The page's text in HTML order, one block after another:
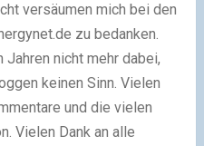
versäumen mich bei den
zu bedanken.
Jahren nicht mehr dabei,
keinen Sinn. Vielen
und die vielen
Vielen Dank an alle